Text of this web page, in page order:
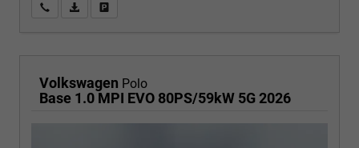
Wir rufen Sie anPDF-Fahrzeugexposé drucken
Volkswagen Polo
Base 1.0 MPI EVO 80PS/59kW 5G 2026